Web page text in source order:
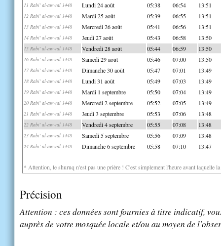
11 Rabi' al-awwal 1448 Lundi 24 août 05:38 06:54 13:51
12 Rabi' al-awwal 1448 Mardi 25 août 05:39 06:55 13:51
13 Rabi' al-awwal 1448 Mercredi 26 août 05:41 06:56 13:51
14 Rabi' al-awwal 1448 Jeudi 27 août 05:43 06:58 13:50
15 Rabi' al-awwal 1448 Vendredi 28 août 05:44 06:59 13:50
16 Rabi' al-awwal 1448 Samedi 29 août 05:46 07:00 13:50
17 Rabi' al-awwal 1448 Dimanche 30 août 05:47 07:01 13:49
18 Rabi' al-awwal 1448 Lundi 31 août 05:49 07:03 13:49
19 Rabi' al-awwal 1448 Mardi 1 septembre 05:50 07:04 13:49
20 Rabi' al-awwal 1448 Mercredi 2 septembre 05:52 07:05 13:49
21 Rabi' al-awwal 1448 Jeudi 3 septembre 05:53 07:06 13:48
22 Rabi' al-awwal 1448 Vendredi 4 septembre 05:55 07:08 13:48
23 Rabi' al-awwal 1448 Samedi 5 septembre 05:56 07:09 13:48
24 Rabi' al-awwal 1448 Dimanche 6 septembre 05:58 07:10 13:47
* Attention, le shuruq n'est pas une prière ! C'est simplement l'heure avant laquelle
Précision
Attention : ces données sont fournies à titre indicatif,
auprès de votre mosquée locale et/ou au moyen de